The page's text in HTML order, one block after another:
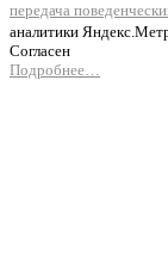
передача
аналитики
Согласен
Подробнее…